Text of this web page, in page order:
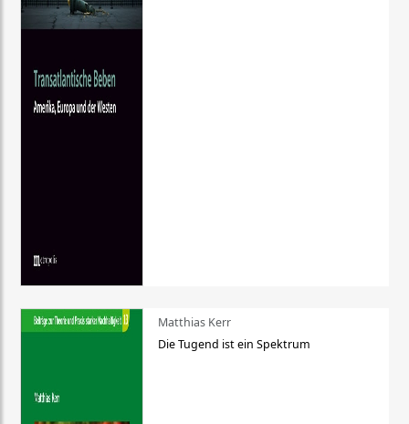
Matthias Kerr
Die Tugend ist ein Spektrum